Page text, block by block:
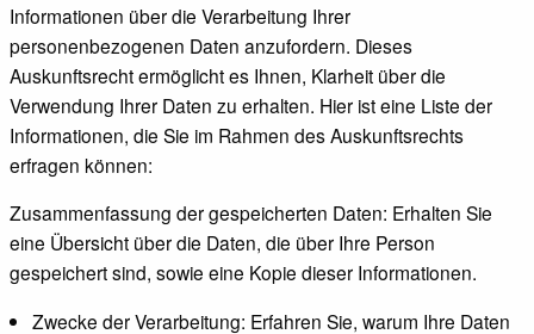
Informationen über die Verarbeitung Ihrer
personenbezogenen Daten anzufordern. Dieses
Auskunftsrecht ermöglicht es Ihnen, Klarheit über die
Verwendung Ihrer Daten zu erhalten. Hier ist eine Liste der
Informationen, die Sie im Rahmen des Auskunftsrechts
erfragen können:
Zusammenfassung der gespeicherten Daten: Erhalten Sie
eine Übersicht über die Daten, die über Ihre Person
gespeichert sind, sowie eine Kopie dieser Informationen.
Zwecke der Verarbeitung: Erfahren Sie, warum Ihre Daten